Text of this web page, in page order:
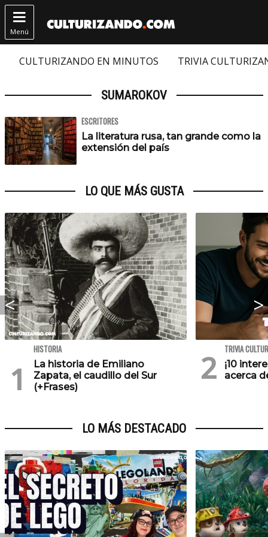

Menú
CULTURIZANDO EN MINUTOS TRIVIA
SUMAROKOV
ESCRITORES
La literatura rusa, tan grande como la
extensión del país
LO QUE MÁS GUSTA
HISTORIA
La historia de Emiliano
Zapata, el caudillo del Sur
(+Frases)
TRIVIA
¡10
acerca
LO MÁS DESTACADO